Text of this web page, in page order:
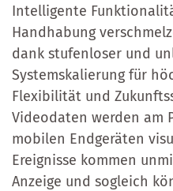
Intelligente
Handhabung
dank stufenloser und
Systemskalierung für
Flexibilität und
Videodaten werden am
mobilen Endgeräten
Ereignisse kommen
Anzeige und sogleich